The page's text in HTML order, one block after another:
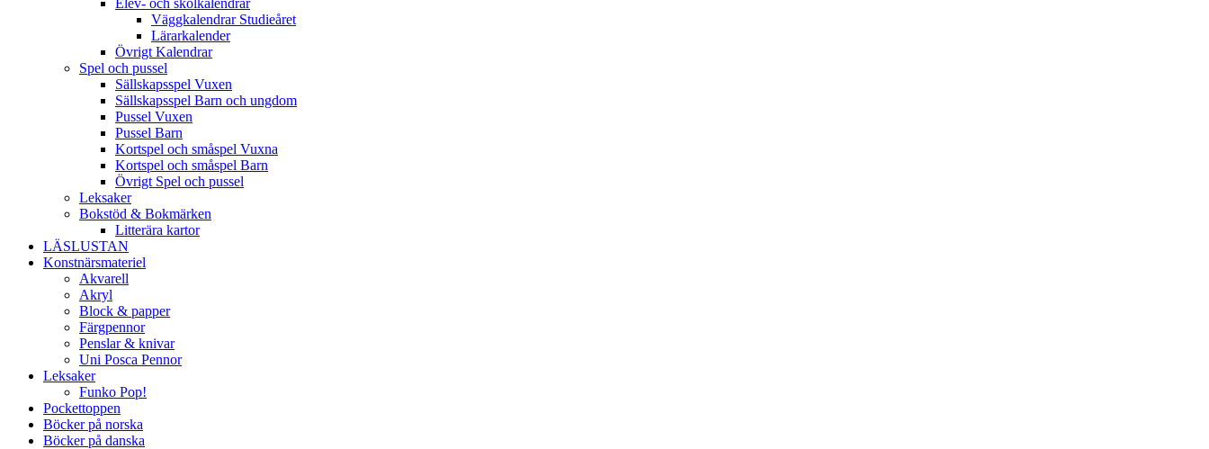
Elev- och skolkalendrar
Väggkalendrar Studieåret
Lärarkalender
Övrigt Kalendrar
Spel och pussel
Sällskapsspel Vuxen
Sällskapsspel Barn och ungdom
Pussel Vuxen
Pussel Barn
Kortspel och småspel Vuxna
Kortspel och småspel Barn
Övrigt Spel och pussel
Leksaker
Bokstöd & Bokmärken
Litterära kartor
LÄSLUSTAN
Konstnärsmateriel
Akvarell
Akryl
Block & papper
Färgpennor
Penslar & knivar
Uni Posca Pennor
Leksaker
Funko Pop!
Pockettoppen
Böcker på norska
Böcker på danska